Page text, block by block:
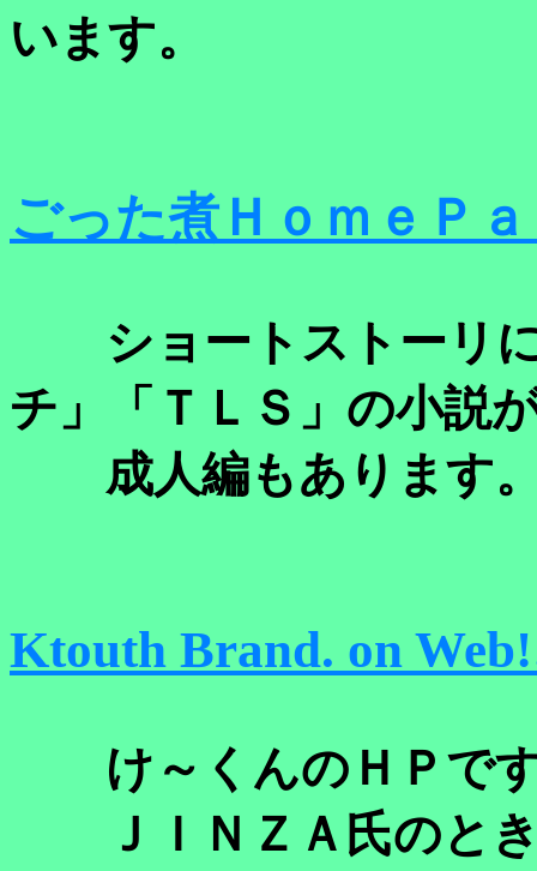
います。
ごった煮ＨｏｍｅＰ
ショートストーリに
チ」「ＴＬＳ」の小説
成人編もあります
Ktouth Brand. on
け～くんのＨＰで
ＪＩＮＺＡ氏のとき